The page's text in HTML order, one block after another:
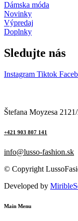
Dámska móda
Novinky
Výpredaj
Doplnky
Sledujte nás
Instagram Tiktok
Štefana Moyzesa
+421 903 807 141
info@lusso-fashion.sk
© Copyright
Developed by
Main Menu